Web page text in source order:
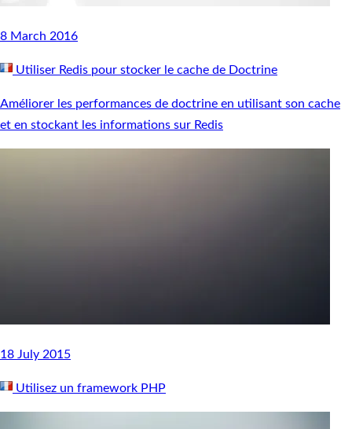
8 March 2016
Utiliser Redis pour stocker le cache de Doctrine
Améliorer les performances de doctrine en utilisant son cache
et en stockant les informations sur Redis
18 July 2015
Utilisez un framework PHP